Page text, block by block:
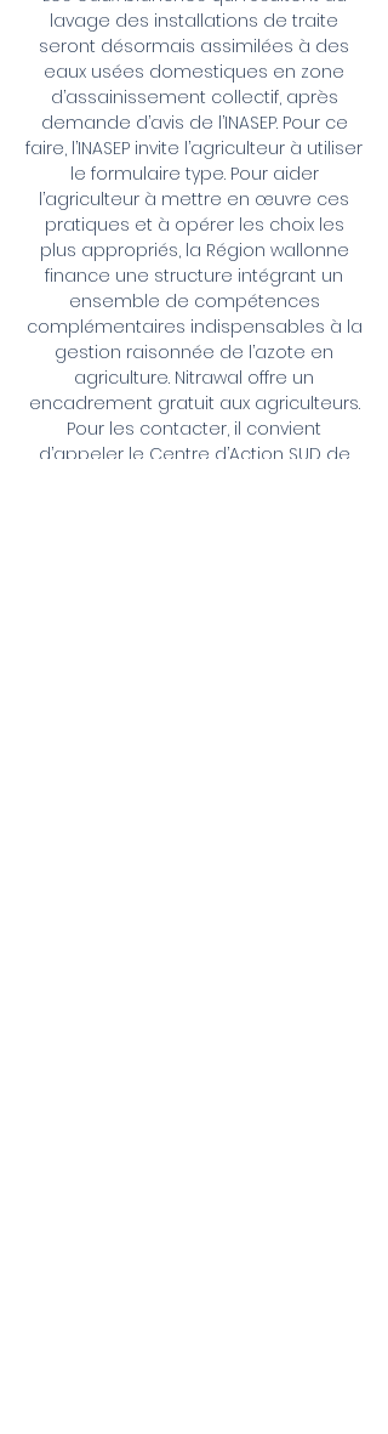
lavage des installations de traite
seront désormais assimilées à des
eaux usées domestiques en zone
d’assainissement collectif, après
demande d’avis de l’INASEP. Pour ce
faire, l’INASEP invite l’agriculteur à utiliser
le formulaire type. Pour aider
l’agriculteur à mettre en œuvre ces
pratiques et à opérer les choix les
plus appropriés, la Région wallonne
finance une structure intégrant un
ensemble de compétences
complémentaires indispensables à la
gestion raisonnée de l’azote en
agriculture. Nitrawal offre un
encadrement gratuit aux agriculteurs.
Pour les contacter, il convient
d’appeler le Centre d’Action SUD de